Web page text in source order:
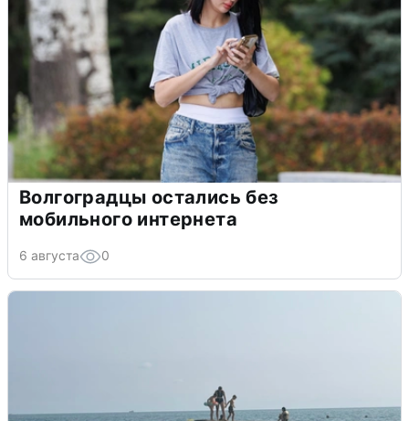
Волгоградцы остались без
мобильного интернета
6 августа 0